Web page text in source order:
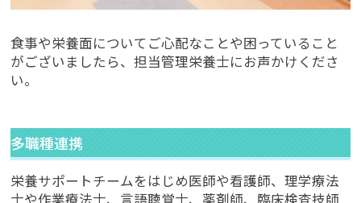
食事や栄養面についてご心配なことや困っていること
がございましたら、担当管理栄養士にお声かけくださ
い。
多職種連携
栄養サポートチームをはじめ医師や看護師、理学療法
士や作業療法士、言語聴覚士、薬剤師、臨床検査技師